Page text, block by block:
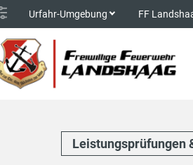
Urfahr-Umgebung FF
Leistungsprüfungen